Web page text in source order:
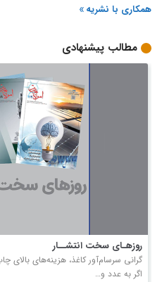
همکاری با نشریه
مطالب پیشنهادی
روزهـای سخت انتشــار
گرانی سرسام‌آور کاغذ، هزینه‌های بالای
اگر به عدد و…